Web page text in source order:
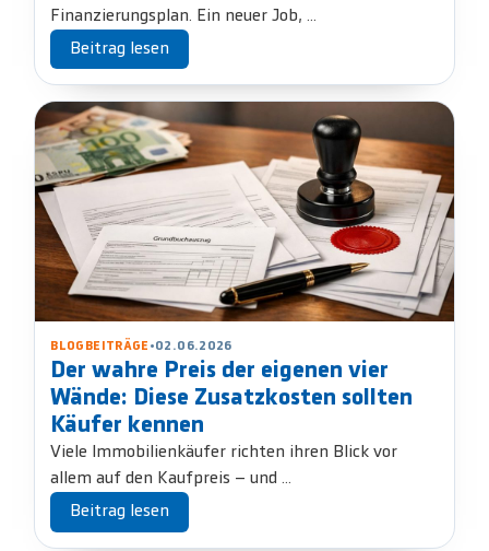
Finanzierungsplan. Ein neuer Job, ...
Beitrag lesen
BLOGBEITRÄGE •02.06.2026
Der wahre Preis der eigenen vier
Wände: Diese Zusatzkosten sollten
Käufer kennen
Viele Immobilienkäufer richten ihren Blick vor
allem auf den Kaufpreis – und ...
Beitrag lesen